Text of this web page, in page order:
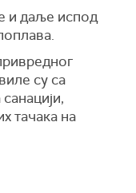
и даље испод
су са
тачака на